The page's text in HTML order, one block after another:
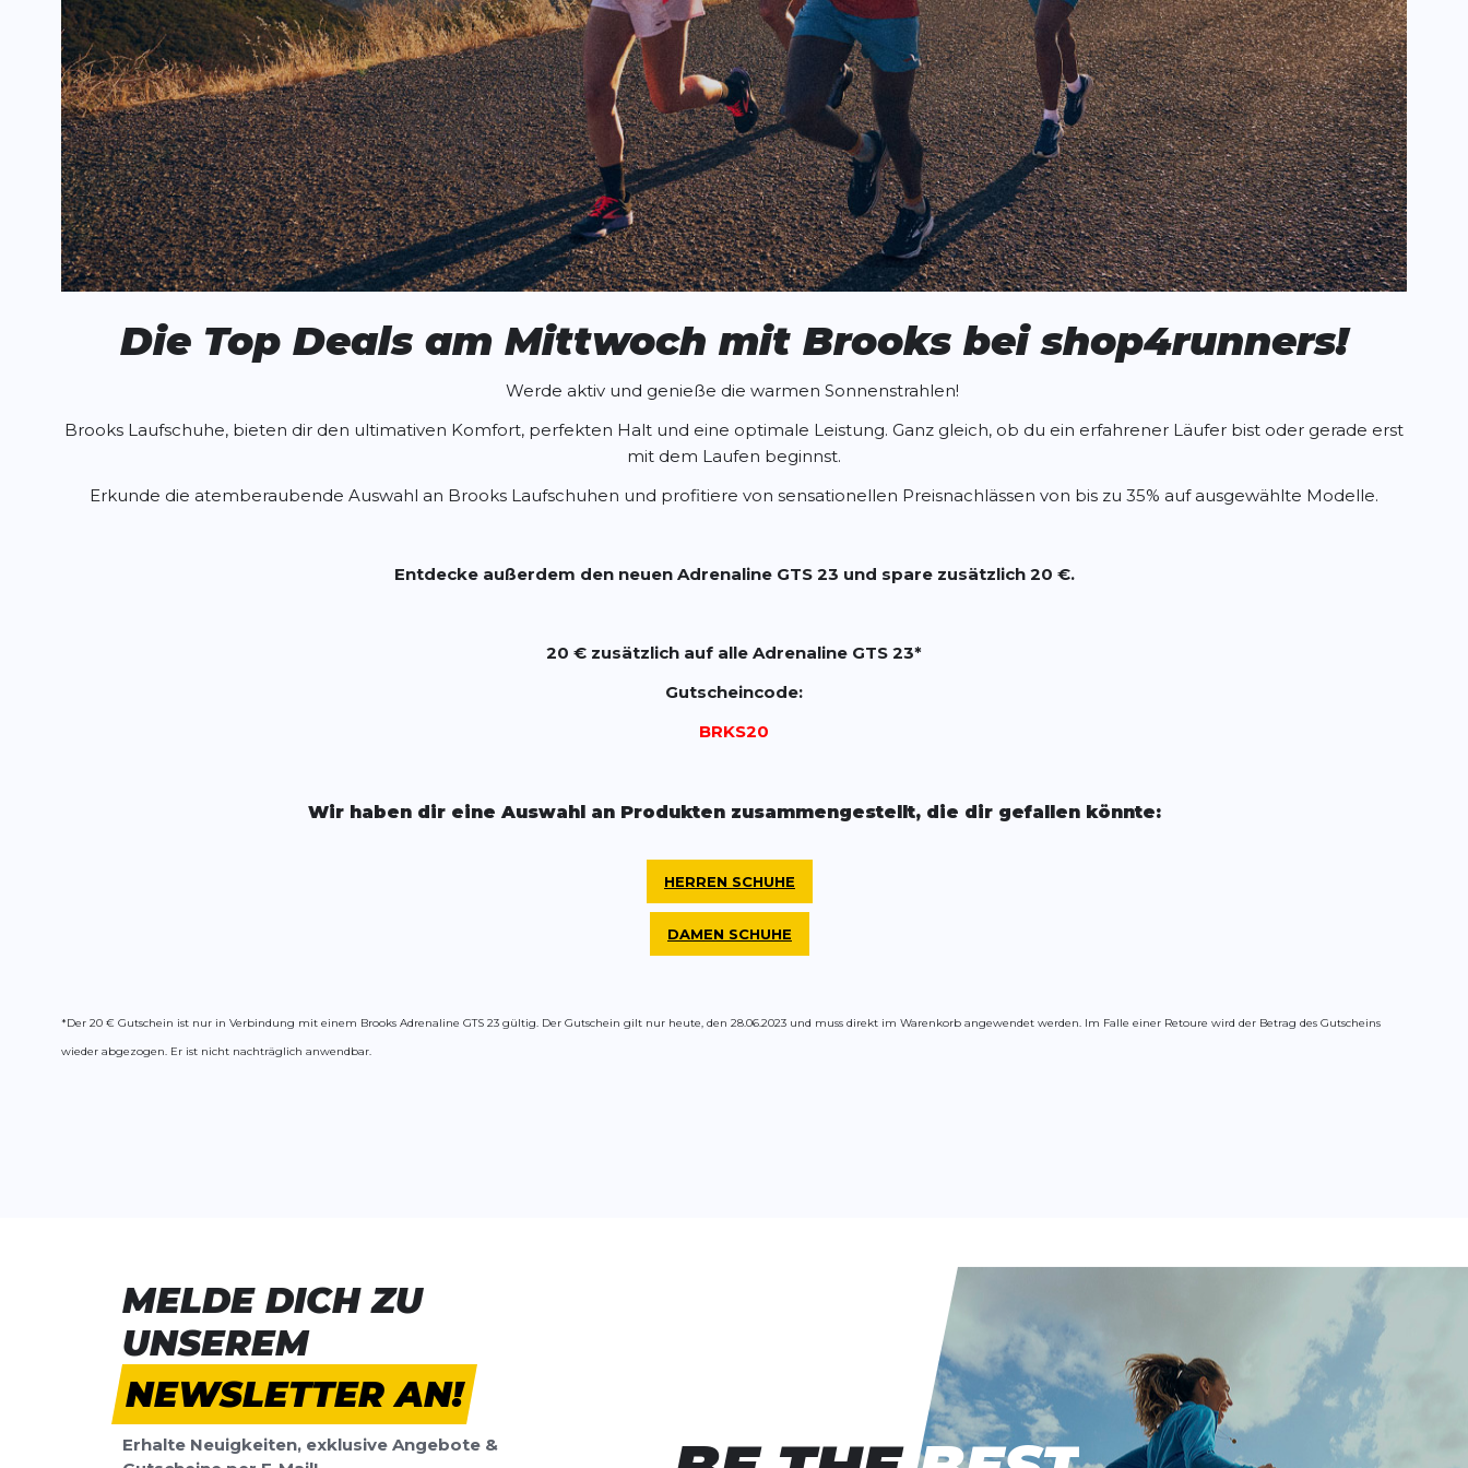
Die Top Deals am Mittwoch mit Brooks bei shop4runners!
Werde aktiv und genieße die warmen Sonnenstrahlen!
Brooks Laufschuhe, bieten dir den ultimativen Komfort, perfekten Halt und eine optimale Leistung. Ganz gleich, ob du ein erfahrener Läufer bist oder gerade erst
mit dem Laufen beginnst.
Erkunde die atemberaubende Auswahl an Brooks Laufschuhen und profitiere von sensationellen Preisnachlässen von bis zu 35% auf ausgewählte Modelle.
Entdecke außerdem den neuen Adrenaline GTS 23 und spare zusätzlich 20 €.
20 € zusätzlich auf alle Adrenaline GTS 23*
Gutscheincode:
BRKS20
Wir haben dir eine Auswahl an Produkten zusammengestellt, die dir gefallen könnte:
HERREN SCHUHE
DAMEN SCHUHE
*Der 20 € Gutschein ist nur in Verbindung mit einem Brooks Adrenaline GTS 23 gültig. Der Gutschein gilt nur heute, den 28.06.2023 und muss direkt im Warenkorb angewendet werden. Im Falle einer Retoure wird der Betrag des Gutscheins
wieder abgezogen. Er ist nicht nachträglich anwendbar.
MELDE DICH ZU
UNSEREM
NEWSLETTER AN!
Erhalte Neuigkeiten, exklusive Angebote &